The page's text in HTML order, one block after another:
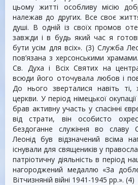
цьому житті особливу місію
належав до других. Все своє
душі. В одній із своїх промов
завжди і в будь який час я
бути усім для всіх». (3) Служба
пов’язана з херсонськими
Св. Духа і Всіх Святих на
всюди його оточувала любов і
До нього зверталися навіть
церкви. У період німецької
брав активну участь у спасінні
від страти, він особисто
бездоганне служіння во славу
Леонід був відзначений всіма
існували для священиків у
патріотичну діяльність в період
нагороджений медаллю «За
Вітчизняній війні 1941-1945 рр.». (4)